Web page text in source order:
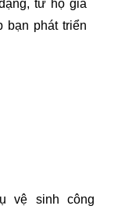
từ hộ gia
bạn phát triển
vệ sinh công